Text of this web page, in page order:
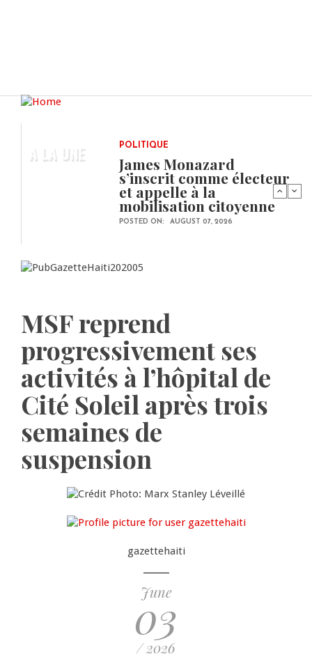
A LA UNE POLITIQUE
James Monazard
s’inscrit comme électeur
et appelle à la
mobilisation citoyenne
POSTED ON: AUGUST 07, 2026
MSF reprend
progressivement ses
activités à l’hôpital de
Cité Soleil après trois
semaines de
suspension
gazettehaiti
June
03
/ 2026